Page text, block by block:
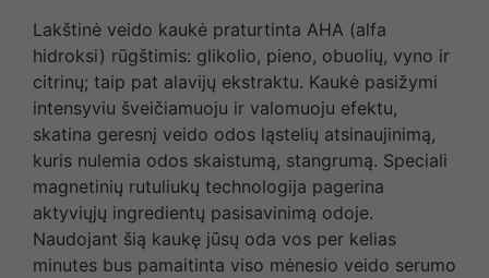
Lakštinė veido kaukė praturtinta AHA (alfa
hidroksi) rūgštimis: glikolio, pieno, obuolių, vyno ir
citrinų; taip pat alavijų ekstraktu. Kaukė pasižymi
intensyviu šveičiamuoju ir valomuoju efektu,
skatina geresnį veido odos ląstelių atsinaujinimą,
kuris nulemia odos skaistumą, stangrumą. Speciali
magnetinių rutuliukų technologija pagerina
aktyviųjų ingredientų pasisavinimą odoje.
Naudojant šią kaukę jūsų oda vos per kelias
minutes bus pamaitinta viso mėnesio veido serumo